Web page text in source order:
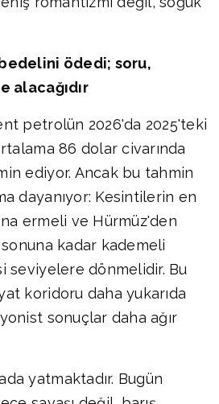
bedelini ödedi; soru,
alacağıdır
petrolün 2026'da 2025'teki
86 dolar civarında
ediyor. Ancak bu tahmin
dayanıyor: Kesintilerin en
ermeli ve Hürmüz'den
kadar kademeli
seviyelere dönmelidir. Bu
koridoru daha yukarıda
sonuçlar daha ağır
yatmaktadır. Bugün